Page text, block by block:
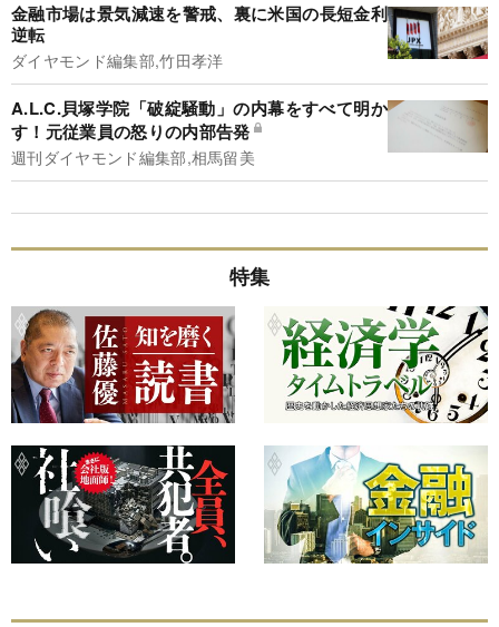
金融市場は景気減速を警戒、裏に米国の長短金利
逆転
ダイヤモンド編集部,竹田孝洋
A.L.C.貝塚学院「破綻騒動」の内幕をすべて明か
す！元従業員の怒りの内部告発
週刊ダイヤモンド編集部,相馬留美
特集